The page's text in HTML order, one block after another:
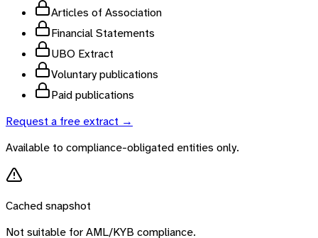
Articles of Association
Financial Statements
UBO Extract
Voluntary publications
Paid publications
Request a free extract →
Available to compliance-obligated entities only.
Cached snapshot
Not suitable for AML/KYB compliance.